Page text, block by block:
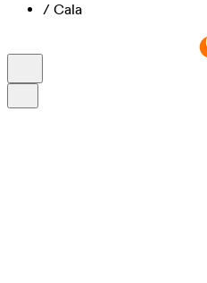
/ Cala